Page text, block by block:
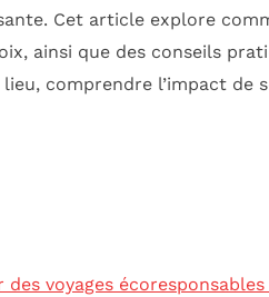
Cet article explore
ainsi que des conseils
comprendre l’impact
voyages écoresponsables